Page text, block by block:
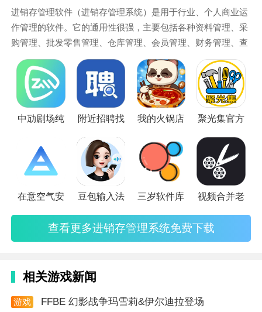
5. 上线“商城”板块，助力农产品销售，促进地方经济发
展。
进销存管理软件（进销存管理系统）是用于行业、个人商业运
作管理的软件。它的通用性很强，主要包括各种资料管理、采
购管理、批发零售管理、仓库管理、会员管理、财务管理、查
询统计等模块，能够支持票据打印机、扫描枪等外设，适用于
中小企业、超市、店铺等销售行业。那么小编今天就分享一波
比较完善的进销存管理软件~像里诺销存管理软件功能就很全
面，界面友好，采用了高效稳定的数据库引擎，全面支持数据
导出和单据打印，能够很
中劢剧场纯 附近招聘找 我的火锅店 聚光集官方
在意空气安 豆包输入法 三岁软件库 视频合并老
查看更多进销存管理系统免费下载
相关游戏新闻
游戏
FFBE 幻影战争玛雪莉&伊尔迪拉登场